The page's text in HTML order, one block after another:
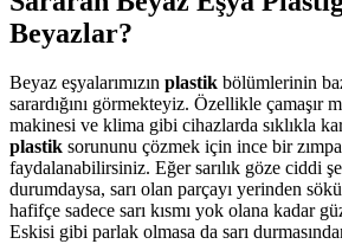
Beyazlar?
Beyaz eşyalarımızın plastik bölümlerinin
sarardığını görmekteyiz. Özellikle çamaşır
makinesi ve klima gibi cihazlarda sıklıkla
plastik sorununu çözmek için ince bir
faydalanabilirsiniz. Eğer sarılık göze ciddi
durumdaysa, sarı olan parçayı yerinden
hafifçe sadece sarı kısmı yok olana kadar
Eskisi gibi parlak olmasa da sarı